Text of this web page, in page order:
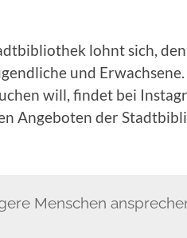
lohnt sich,
und
will, findet bei
Angeboten der
Menschen